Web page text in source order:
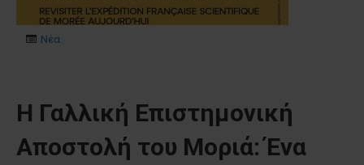
Νέα
Η Γαλλική Επιστημονική
Αποστολή του Μοριά: Ένα